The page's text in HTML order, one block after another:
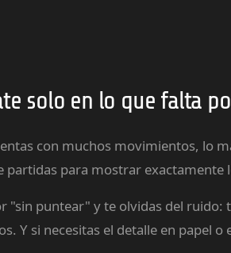
solo en lo que falta
con muchos movimientos, lo
partidas para mostrar exactamente
"sin puntear" y te olvidas del
Y si necesitas el detalle en papel